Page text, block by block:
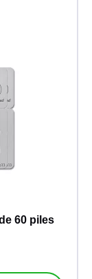
60 piles